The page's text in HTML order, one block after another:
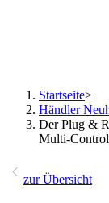
Startseite>
Händler
Der Plug &
Multi-
zur Übersicht